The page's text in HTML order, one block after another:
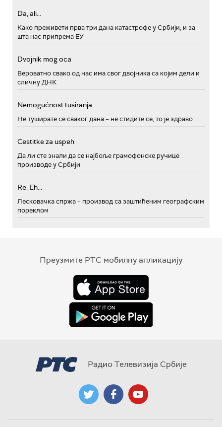
Da, ali...
Како преживети прва три дана катастрофе у Србији, и за
шта нас припрема ЕУ
Dvojnik mog oca
Вероватно свако од нас има свог двојника са којим дели и
сличну ДНК
Nemogućnost tusiranja
Не туширате се сваког дана – не стидите се, то је здраво
Cestitke za uspeh
Да ли сте знали да се најбоље грамофонске ручице
производе у Србији
Re: Eh...
Лесковачка спржа – производ са заштићеним географским
пореклом
Преузмите РТС мобилну апликацију
Радио Телевизија Србије